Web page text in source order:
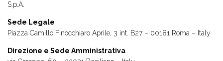
S.p.A.
Sede Legale
Piazza Camillo Finocchiaro Aprile, 3 int. B27 – 00181 Roma – Italy
Direzione e Sede Amministrativa